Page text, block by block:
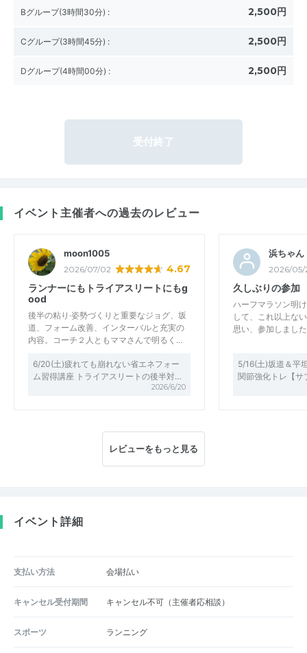
Bグループ(3時間30分) : 2,500円
Cグループ(3時間45分) : 2,500円
Dグループ(4時間00分) : 2,500円
受付終了
イベント主催者への過去のレビュー
moon1005
2026/07/02 4.67
ランナーにもトライアスリートにもg
ood
後半の粘り·姿勢づくりと重要なジョグ、坂
道、フォーム改善、インターバルと充実の
内容。コーチ２人ともママさんで明るく…
6/20(土)疲れても崩れない省エネフォー
ム習得講座 トライアスリートの後半対…
2026/6/20
浜ちゃん
2026/05/
久しぶりの参加
ハーフマラソン明
して、これ以上な
思い、参加しまし
5/16(土)坂道＆平
関節強化トレ【
レビューをもっと見る
イベント詳細
支払い方法 会場払い
キャンセル受付期間 キャンセル不可（主催者応相談）
スポーツ ランニング